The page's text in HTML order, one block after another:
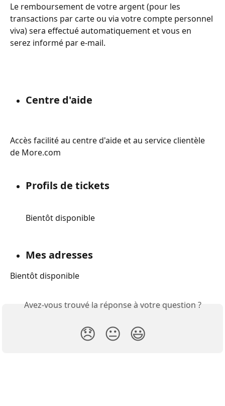
Le remboursement de votre argent (pour les
transactions par carte ou via votre compte personnel
viva) sera effectué automatiquement et vous en
serez informé par e-mail.
Centre d'aide
Accès facilité au centre d'aide et au service clientèle
de More.com
Profils de tickets
Bientôt disponible
Mes adresses
Bientôt disponible
Avez-vous trouvé la réponse à votre question ?
😞 😐 😃